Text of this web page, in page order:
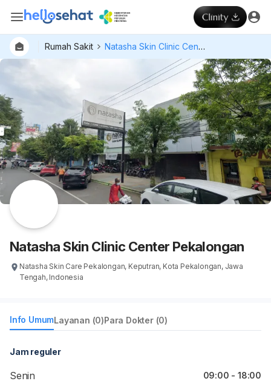
Rumah Sakit Natasha Skin Clinic Center Pekalongan
Natasha Skin Clinic Center Pekalongan
Natasha Skin Care Pekalongan, Keputran, Kota Pekalongan, Jawa
Tengah, Indonesia
Info UmumLayanan (0)Para Dokter (0)
Jam reguler
Senin 09:00 - 18:00